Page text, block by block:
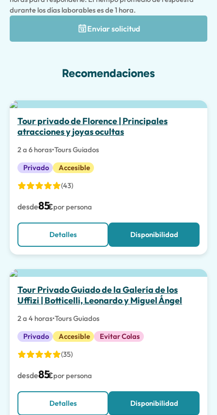
durante los días laborables es de 1 hora.
Enviar solicitud
Recomendaciones
Tour privado de Florence | Principales
atracciones y joyas ocultas
2 a 6 horas•Tours Guiados
Privado
Accesible
(43)
desde85€por persona
Detalles Disponibilidad
La mejor opción
Tour Privado Guiado de la Galería de los
Uffizi | Botticelli, Leonardo y Miguel Ángel
2 a 4 horas•Tours Guiados
Privado
Accesible
Evitar Colas
(35)
desde85€por persona
Detalles Disponibilidad